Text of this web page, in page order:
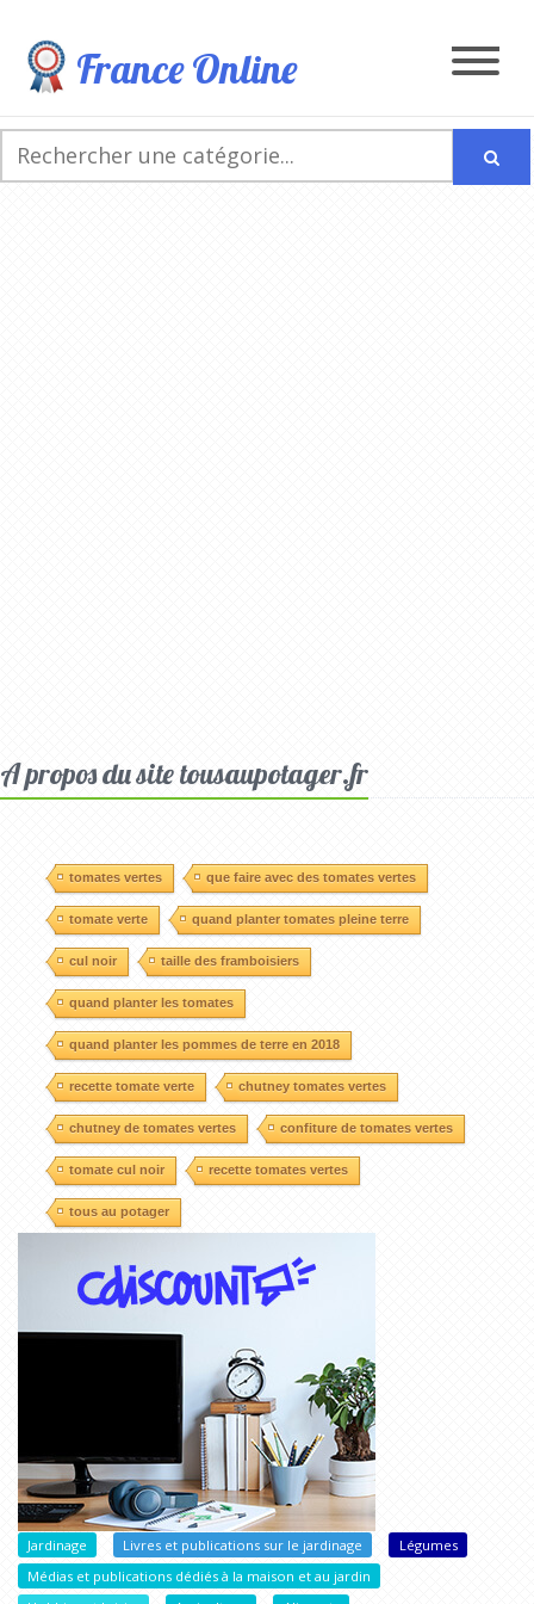
France Online
A propos du site tousaupotager.fr
tomates vertes que faire avec des tomates vertes
tomate verte quand planter tomates pleine terre
cul noir taille des framboisiers
quand planter les tomates
quand planter les pommes de terre en 2018
recette tomate verte chutney tomates vertes
chutney de tomates vertes confiture de tomates vertes
tomate cul noir recette tomates vertes
tous au potager
Jardinage Livres et publications sur le jardinage
Légumes
Médias et publications dédiés à la maison et au jardin